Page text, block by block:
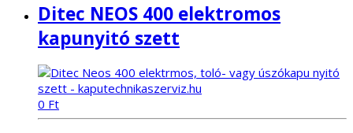
Ditec NEOS 400 elektromos
kapunyitó szett
0 Ft